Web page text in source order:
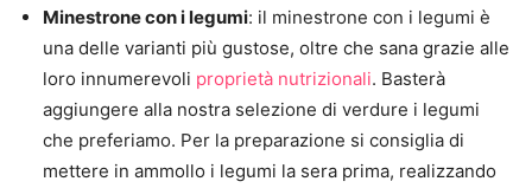
Minestrone con i legumi: il minestrone con i legumi è
una delle varianti più gustose, oltre che sana grazie alle
loro innumerevoli proprietà nutrizionali. Basterà
aggiungere alla nostra selezione di verdure i legumi
che preferiamo. Per la preparazione si consiglia di
mettere in ammollo i legumi la sera prima, realizzando